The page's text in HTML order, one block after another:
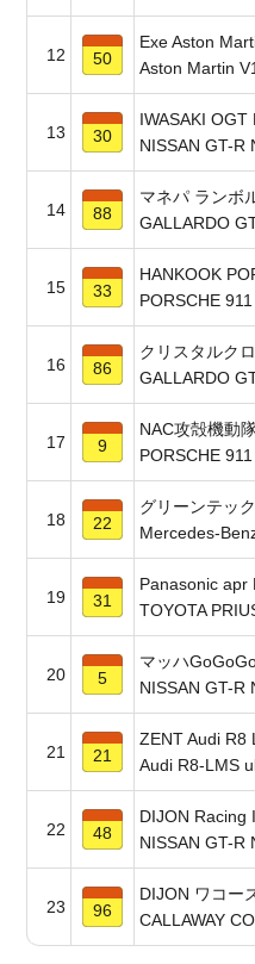
12 50
Exe Aston
Aston Martin
13 30
IWASAKI OGT
NISSAN GT-R
14 88
マネパ ランボ
GALLARDO
15 33
HANKOOK
PORSCHE
16 86
クリスタルク
GALLARDO
17 9
NAC攻殻機動
PORSCHE
18 22
グリーンテッ
Mercedes-
19 31
Panasonic apr
TOYOTA
20 5
マッハ
NISSAN GT-R
21 21
ZENT Audi R8
Audi R8-LMS
22 48
DIJON Racing
NISSAN GT-R
23 96
DIJON ワコー
CALLAWAY